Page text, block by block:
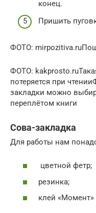
конец.
Пришить
ФОТО:
ФОТО:
потеряется при
закладки можно
переплётом книги
Сова-закладка
Для работы нам
цветной фетр;
резинка;
клей